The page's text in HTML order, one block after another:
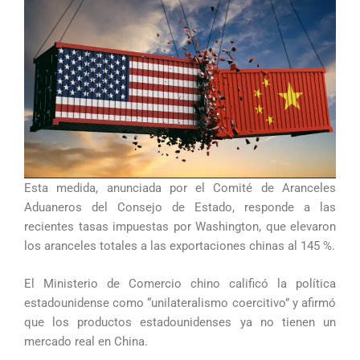
Esta medida, anunciada por el Comité de Aranceles
Aduaneros del Consejo de Estado, responde a las
recientes tasas impuestas por Washington, que elevaron
los aranceles totales a las exportaciones chinas al 145 %.
El Ministerio de Comercio chino calificó la política
estadounidense como “unilateralismo coercitivo” y afirmó
que los productos estadounidenses ya no tienen un
mercado real en China.